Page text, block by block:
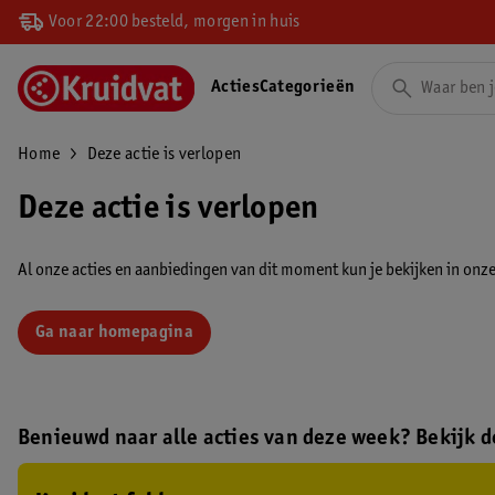
Voor 22:00 besteld, morgen in huis
ActiesCategorieën
Home Deze actie is verlopen
Deze actie is verlopen
Al onze acties en aanbiedingen van dit moment kun je bekijken in
Ga naar homepagina
Benieuwd naar alle acties van deze week? Bekijk